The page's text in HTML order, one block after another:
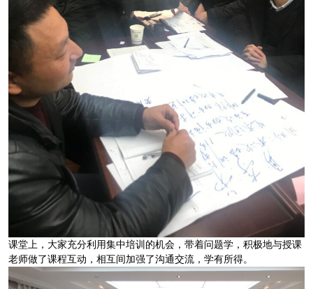
课堂上，大家充分利用集中培训的机会，带着问题学，积极地与授课
老师做了课程互动，相互间加强了沟通交流，学有所得。